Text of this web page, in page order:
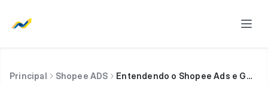
Principal Shopee ADS Entendendo o Shopee Ads e GMV MAX